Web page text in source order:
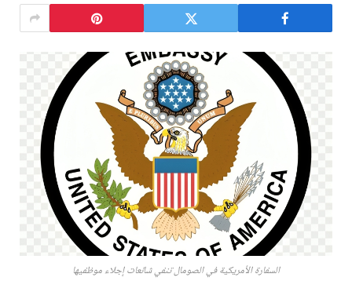
السفارة الأمريكية في الصومال تنفي شائعات إجلاء موظفيها